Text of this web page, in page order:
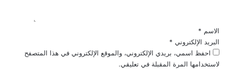
الاسم *
البريد الإلكتروني *
احفظ اسمي، بريدي الإلكتروني، والموقع الإلكتروني في هذا المتصفح
لاستخدامها المرة المقبلة في تعليقي.